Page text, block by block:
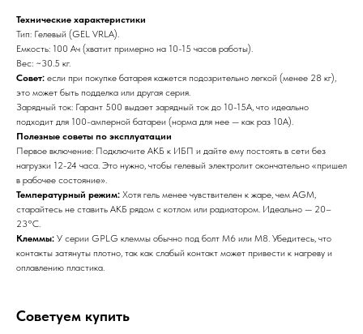
​Технические характеристики
​Тип: Гелевый (GEL VRLA).
​Емкость: 100 Ач (хватит примерно на 10-15 часов работы).
​Вес: ~30.5 кг.
Совет: если при покупке батарея кажется подозрительно легкой (менее 28 кг),
это может быть подделка или другая серия.
​Зарядный ток: Гарант 500 выдает зарядный ток до 10-15А, что идеально
подходит для 100-амперной батареи (норма для нее — как раз 10А).
Полезные советы по эксплуатации
​Первое включение: Подключите АКБ к ИБП и дайте ему постоять в сети без
нагрузки 12-24 часа. Это нужно, чтобы гелевый электролит окончательно «пришел
в рабочее состояние».
Температурный режим: Хотя гель менее чувствителен к жаре, чем AGM,
старайтесь не ставить АКБ рядом с котлом или радиатором. Идеально — 20–
23°C.
Клеммы: У серии GPLG клеммы обычно под болт М6 или М8. Убедитесь, что
контакты затянуты плотно, так как слабый контакт может привести к нагреву и
оплавлению пластика.
Советуем купить